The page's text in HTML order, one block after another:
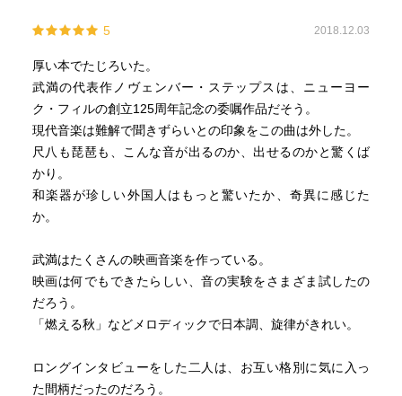
5 2018.12.03
厚い本でたじろいた。
武満の代表作ノヴェンバー・ステップスは、ニューヨー
ク・フィルの創立125周年記念の委嘱作品だそう。
現代音楽は難解で聞きずらいとの印象をこの曲は外した。
尺八も琵琶も、こんな音が出るのか、出せるのかと驚くば
かり。
和楽器が珍しい外国人はもっと驚いたか、奇異に感じた
か。
武満はたくさんの映画音楽を作っている。
映画は何でもできたらしい、音の実験をさまざま試したの
だろう。
「燃える秋」などメロディックで日本調、旋律がきれい。
ロングインタビューをした二人は、お互い格別に気に入っ
た間柄だったのだろう。